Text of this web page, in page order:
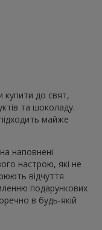
купити до свят,
та шоколаду.
майже
наповнені
настрою, які не
відчуття
подарункових
в будь-якій